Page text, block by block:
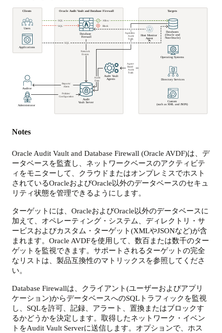
Oracle Audit Vault and Database Firewall Targets
Databases
(Oracle and
Non-Oracle)
Operating Systems
Directory Services
Custom
(such as XML and JSON)
Network
Events
Allow
SQL
Database
Firewall
Block
SQL
Agentless
Audit
Trails
SQL
Host Monitor
Agent
Agent-
Based
Audit
Trails
Audit
Data
Audit Vault
Agents
Audit
Vault Server
Administrator
Auditor
Reports/
Alerts
Policies/
Configuration
Clients
Applications
Users
Notes
Oracle Audit Vault and Database Firewall (Oracle AVDF)は、デ
ータベースを監査し、ネットワークベースのアクティビテ
ィをモニターして、クラウドまたはオンプレミスでホスト
されているOracleおよびOracle以外のデータベースのセキュ
リティ状態を管理できるようにします。
ターゲットには、OracleおよびOracle以外のデータベースに
加えて、オペレーティング・システム、ディレクトリ・サ
ービスおよびカスタム・ターゲット(XMLやJSONなど)が含
まれます。Oracle AVDFを使用して、数百または数千のター
ゲットを監視できます。サポートされるターゲットの完全
なリストは、製品互換性のマトリックスを参照してくださ
い。
Database Firewallは、クライアント(ユーザーおよびアプリ
ケーション)からデータベースへのSQLトラフィックを監視
し、SQLを許可、記録、アラート、置換またはブロックす
るかどうかを決定します。取得したネットワーク・イベン
トをAudit Vault Serverに送信します。 オプションで、ホス